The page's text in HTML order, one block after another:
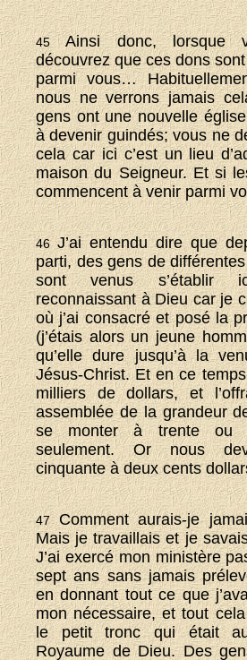
45Ainsi donc, lorsque
découvrez que ces dons
parmi vous…
nous ne verrons jamais
gens ont une nouvelle
à devenir guindés; vous ne
cela car ici c’est un lieu
maison du Seigneur. Et si
commencent à venir parmi
46J’ai entendu dire que
parti, des gens de
sont venus s’établir
reconnaissant à Dieu car je
où j’ai consacré et posé la
(j’étais alors un jeune
qu’elle dure jusqu’à la
Jésus-Christ. Et en ce
milliers de dollars, et
assemblée de la grandeur
se monter à trente ou
seulement. Or nous
cinquante à deux cents
47Comment aurais-je
Mais je travaillais et je
J’ai exercé mon ministère
sept ans sans jamais
en donnant tout ce que
mon nécessaire, et tout
le petit tronc qui était
Royaume de Dieu. Des